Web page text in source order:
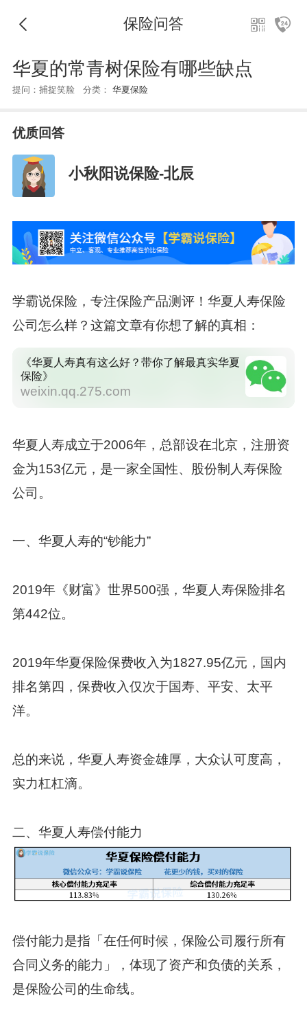
保险问答
华夏的常青树保险有哪些缺点
提问：捕捉笑脸 分类： 华夏保险
优质回答
小秋阳说保险-北辰
学霸说保险，专注保险产品测评！华夏人寿保险
公司怎么样？这篇文章有你想了解的真相：
《华夏人寿真有这么好？带你了解最真实华夏
保险》
weixin.qq.275.com
华夏人寿成立于2006年，总部设在北京，注册资
金为153亿元，是一家全国性、股份制人寿保险
公司。
一、华夏人寿的“钞能力”
2019年《财富》世界500强，华夏人寿保险排名
第442位。
2019年华夏保险保费收入为1827.95亿元，国内
排名第四，保费收入仅次于国寿、平安、太平
洋。
总的来说，华夏人寿资金雄厚，大众认可度高，
实力杠杠滴。
二、华夏人寿偿付能力
偿付能力是指「在任何时候，保险公司履行所有
合同义务的能力」，体现了资产和负债的关系，
是保险公司的生命线。